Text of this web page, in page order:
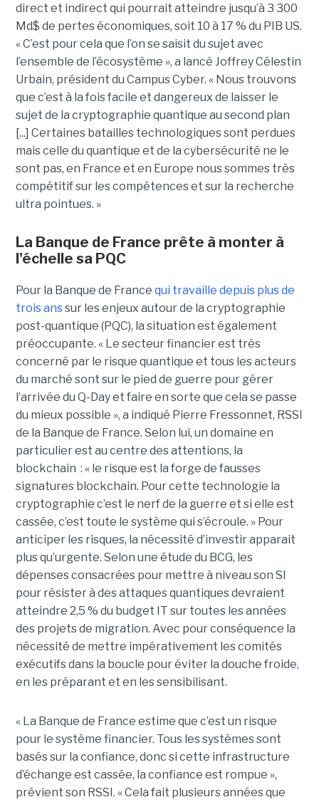
direct et indirect qui pourrait atteindre jusqu’à 3 300
Md$ de pertes économiques, soit 10 à 17 % du PIB US.
« C’est pour cela que l’on se saisit du sujet avec
l’ensemble de l’écosystème », a lancé Joffrey Célestin
Urbain, président du Campus Cyber. « Nous trouvons
que c’est à la fois facile et dangereux de laisser le
sujet de la cryptographie quantique au second plan
[...] Certaines batailles technologiques sont perdues
mais celle du quantique et de la cybersécurité ne le
sont pas, en France et en Europe nous sommes très
compétitif sur les compétences et sur la recherche
ultra pointues. »
La Banque de France prête à monter à
l'échelle sa PQC
Pour la Banque de France qui travaille depuis plus de
trois anssur les enjeux autour de la cryptographie
post-quantique (PQC), la situation est également
préoccupante. « Le secteur financier est très
concerné par le risque quantique et tous les acteurs
du marché sont sur le pied de guerre pour gérer
l’arrivée du Q-Day et faire en sorte que cela se passe
du mieux possible », a indiqué Pierre Fressonnet, RSSI
de la Banque de France. Selon lui, un domaine en
particulier est au centre des attentions, la
blockchain : « le risque est la forge de fausses
signatures blockchain. Pour cette technologie la
cryptographie c’est le nerf de la guerre et si elle est
cassée, c’est toute le système qui s’écroule. » Pour
anticiper les risques, la nécessité d’investir apparait
plus qu’urgente. Selon une étude du BCG, les
dépenses consacrées pour mettre à niveau son SI
pour résister à des attaques quantiques devraient
atteindre 2,5 % du budget IT sur toutes les années
des projets de migration. Avec pour conséquence la
nécessité de mettre impérativement les comités
exécutifs dans la boucle pour éviter la douche froide,
en les préparant et en les sensibilisant.
« La Banque de France estime que c’est un risque
pour le système financier. Tous les systèmes sont
basés sur la confiance, donc si cette infrastructure
d’échange est cassée, la confiance est rompue »,
prévient son RSSI. « Cela fait plusieurs années que